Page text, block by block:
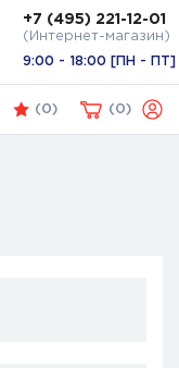
+7 (495) 221-12-01
(Интернет-магазин)
9:00 - 18:00 [ПН - ПТ]
(0) 0